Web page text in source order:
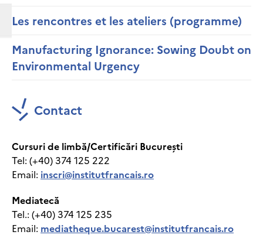
Les rencontres et les ateliers (programme)
Manufacturing Ignorance: Sowing Doubt on
Environmental Urgency
Contact
Cursuri de limbă/Certificări București
Tel: (+40) 374 125 222
Email: inscri@institutfrancais.ro
Mediatecă
Tel.: (+40) 374 125 235
Email: mediatheque.bucarest@institutfrancais.ro